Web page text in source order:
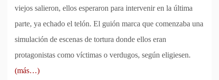
viejos salieron, ellos esperaron para intervenir en la última
parte, ya echado el telón. El guión marca que comenzaba una
simulación de escenas de tortura donde ellos eran
protagonistas como víctimas o verdugos, según eligiesen.
(más…)